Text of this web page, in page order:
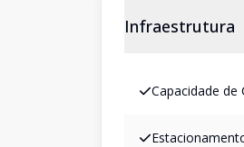
Infraestrutura
Capacidade de